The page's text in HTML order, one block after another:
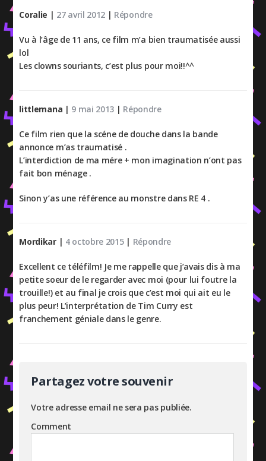
Coralie | 27 avril 2012 | Répondre
Vu à l’âge de 11 ans, ce film m’a bien traumatisée aussi
lol
Les clowns souriants, c’est plus pour moi!!^^
littlemana | 9 mai 2013 | Répondre
Ce film rien que la scéne de douche dans la bande
annonce m’as traumatisé .
L’interdiction de ma mére + mon imagination n’ont pas
fait bon ménage .
Sinon y’as une référence au monstre dans RE 4 .
Mordikar | 4 octobre 2015| Répondre
Excellent ce téléfilm! Je me rappelle que j’avais dis à ma
petite soeur de le regarder avec moi (pour lui foutre la
trouille!) et au final je crois que c’est moi qui ait eu le
plus peur! L’interprétation de Tim Curry est
franchement géniale dans le genre.
Partagez votre souvenir
Votre adresse email ne sera pas publiée.
Comment